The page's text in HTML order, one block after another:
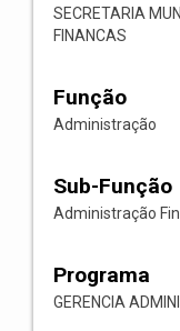
SECRETARIA
FINANCAS
Função
Administração
Sub-Função
Administração
Programa
GERENCIA